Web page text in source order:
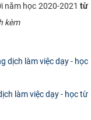
năm học 2020-2021 từ
kèm
làm việc dạy - học từ